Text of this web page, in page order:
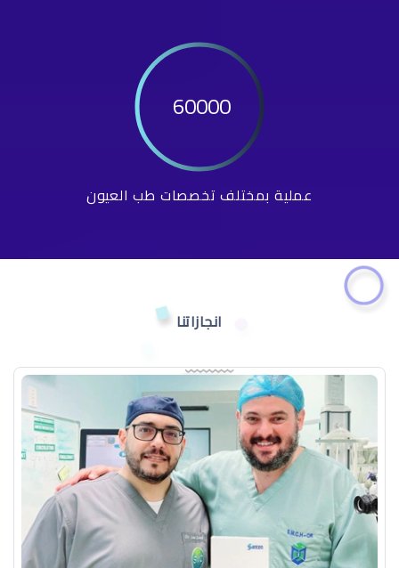
60000
عملية بمختلف تخصصات طب العيون
انجازاتنا